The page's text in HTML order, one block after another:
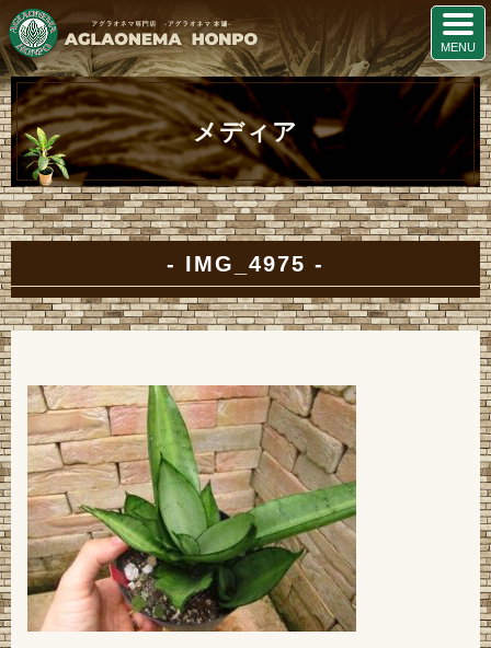
メディア
IMG_4975